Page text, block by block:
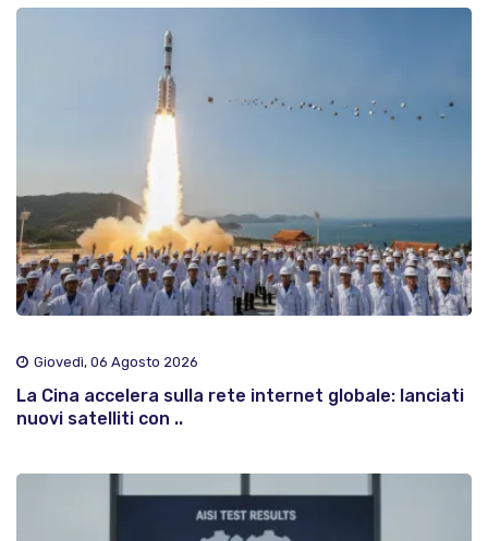
Giovedì, 06 Agosto 2026
La Cina accelera sulla rete internet globale: lanciati
nuovi satelliti con ..